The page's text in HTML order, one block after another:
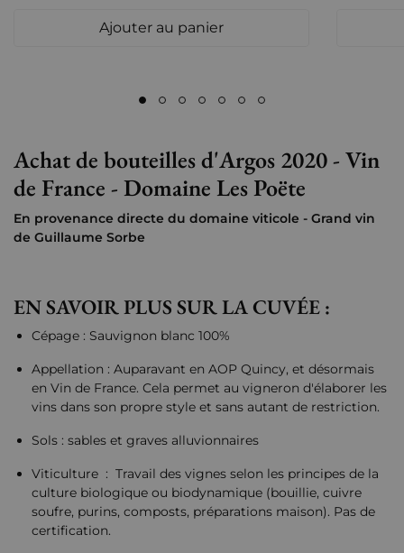
Ajouter au panier
Achat de bouteilles d'Argos 2020 - Vin
de France - Domaine Les Poëte
En provenance directe du domaine viticole - Grand vin
de Guillaume Sorbe
EN SAVOIR PLUS SUR LA CUVÉE :
Cépage : Sauvignon blanc 100%
Appellation : Auparavant en AOP Quincy, et désormais
en Vin de France. Cela permet au vigneron d'élaborer les
vins dans son propre style et sans autant de restriction.
Sols : sables et graves alluvionnaires
Viticulture : Travail des vignes selon les principes de la
culture biologique ou biodynamique (bouillie, cuivre
soufre, purins, composts, préparations maison). Pas de
certification.